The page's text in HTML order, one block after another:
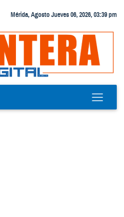
Mérida, Agosto Jueves 06, 2026, 03:39 pm